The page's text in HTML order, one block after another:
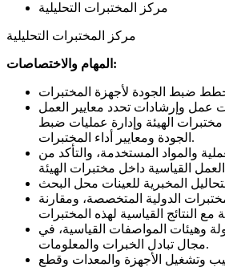
مركز المختبرات التحليلية
مركز المختبرات التحليلية
المهام والاختصاصات:
عمل وإرشادات تحدد معايير العمل
الهيئة وإدارة عمليات ضبط
الجودة ومعايير أداء المختبرات.
والمواد المستخدمة، والتأكد من
الدولية المتخصصة، ومقارنة
وهيئات المواصفات القياسية، في
مجال تبادل الخبرات والمعلومات.
وتشغيل الأجهزة والمعدات وقطع